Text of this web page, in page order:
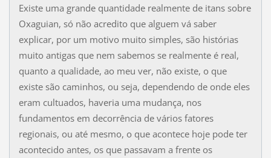
Existe uma grande quantidade realmente de itans sobre
Oxaguian, só não acredito que alguem vá saber
explicar, por um motivo muito simples, são histórias
muito antigas que nem sabemos se realmente é real,
quanto a qualidade, ao meu ver, não existe, o que
existe são caminhos, ou seja, dependendo de onde eles
eram cultuados, haveria uma mudança, nos
fundamentos em decorrência de vários fatores
regionais, ou até mesmo, o que acontece hoje pode ter
acontecido antes, os que passavam a frente os